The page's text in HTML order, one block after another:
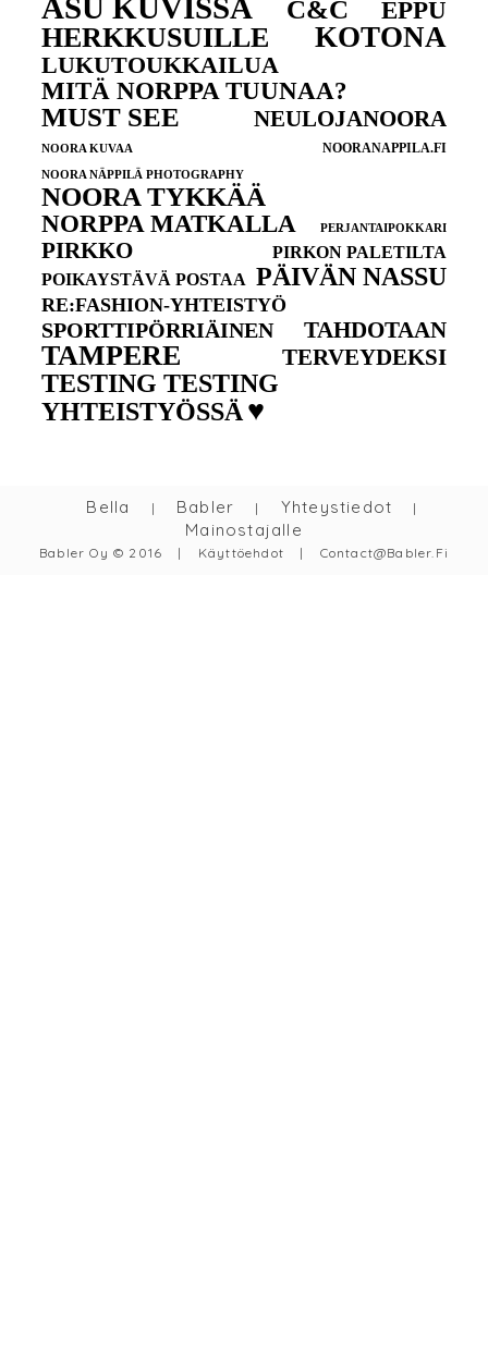
ASU KUVISSA C&C EPPU
HERKKUSUILLE KOTONA
LUKUTOUKKAILUA
MITÄ NORPPA TUUNAA?
MUST SEE NEULOJANOORA
NOORA KUVAA NOORANAPPILA.FI
NOORA NÄPPILÄ PHOTOGRAPHY
NOORA TYKKÄÄ
NORPPA MATKALLA PERJANTAIPOKKARI
PIRKKO
PIRKON PALETILTA
POIKAYSTÄVÄ POSTAA PÄIVÄN NASSU
RE:FASHION-YHTEISTYÖ
SPORTTIPÖRRIÄINEN TAHDOTAAN
TAMPERE TERVEYDEKSI
TESTING TESTING
YHTEISTYÖSSÄ ♥
Bella | Babler | Yhteystiedot |
Mainostajalle
Babler Oy © 2016 | Käyttöehdot | Contact@babler.fi